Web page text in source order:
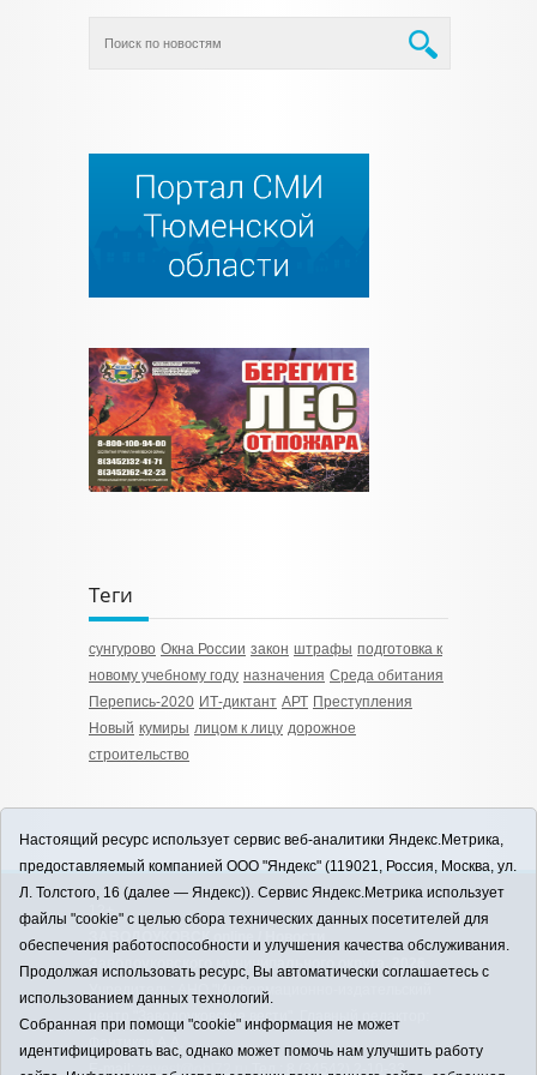
Теги
сунгурово Окна России закон штрафы подготовка к
новому учебному году назначения Среда обитания
Перепись-2020 ИТ-диктант АРТ Преступления
Новый кумиры лицом к лицу дорожное
строительство
12+
ЗАВОДОУКОВСК online / Новости
Заводоуковского муниципального округа, 2026
Учредитель: АНО "Информационно-издательский
центр "Заводоуковские вести". Главный редактор:
E-mail:
zavest@obl72.ru Тел.: 8 (34542) 2-10-33
Настоящий ресурс использует сервис веб-аналитики Яндекс.Метрика,
предоставляемый компанией ООО "Яндекс" (119021, Россия, Москва, ул.
Л. Толстого, 16 (далее — Яндекс)). Сервис Яндекс.Метрика использует
файлы "cookie" с целью сбора технических данных посетителей для
обеспечения работоспособности и улучшения качества обслуживания.
Продолжая использовать ресурс, Вы автоматически соглашаетесь с
использованием данных технологий.
Собранная при помощи "cookie" информация не может
идентифицировать вас, однако может помочь нам улучшить работу